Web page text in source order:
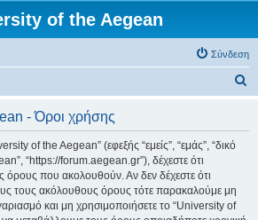
of the Aegean
Σύνδεση
- Όροι χρήσης
of the Aegean” (εφεξής “εμείς”, “εμάς”, “δικό
“https://forum.aegean.gr”), δέχεστε ότι
όρους που ακολουθούν. Αν δεν δέχεστε ότι
τους ακόλουθους όρους τότε παρακαλούμε μη
και μη χρησιμοποιήσετε το “University of